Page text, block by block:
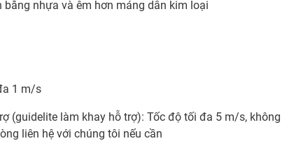
bằng nhựa và êm hơn máng dẫn kim loại
1 m/s
(guidelite làm khay hỗ trợ): Tốc độ tối đa 5 m/s, không
liên hệ với chúng tôi nếu cần